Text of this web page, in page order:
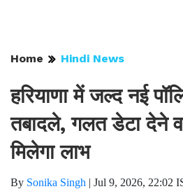
Home Hindi News
हरियाणा में जल्द नई
तबादले, गलत डेटा देने
मिलेगा लाभ
By Sonika Singh | Jul 9, 2026, 22:02